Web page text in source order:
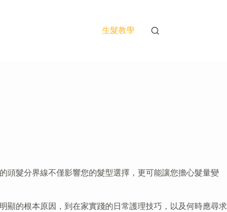
生髮教學
頭髮分界線不僅影響您的髮型選擇，更可能讓您擔心髮量變
顯的根本原因，到在家實踐的日常護理技巧，以及何時應尋求